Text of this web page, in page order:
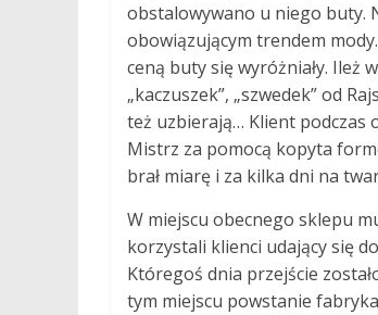
obstalowywano u niego buty.
obowiązującym trendem
ceną buty się wyróżniały. Ileż
„kaczuszek”, „szwedek” od
też uzbierają… Klient podczas
Mistrz za pomocą kopyta
brał miarę i za kilka dni na
W miejscu obecnego sklepu
korzystali klienci udający się
Któregoś dnia przejście
tym miejscu powstanie